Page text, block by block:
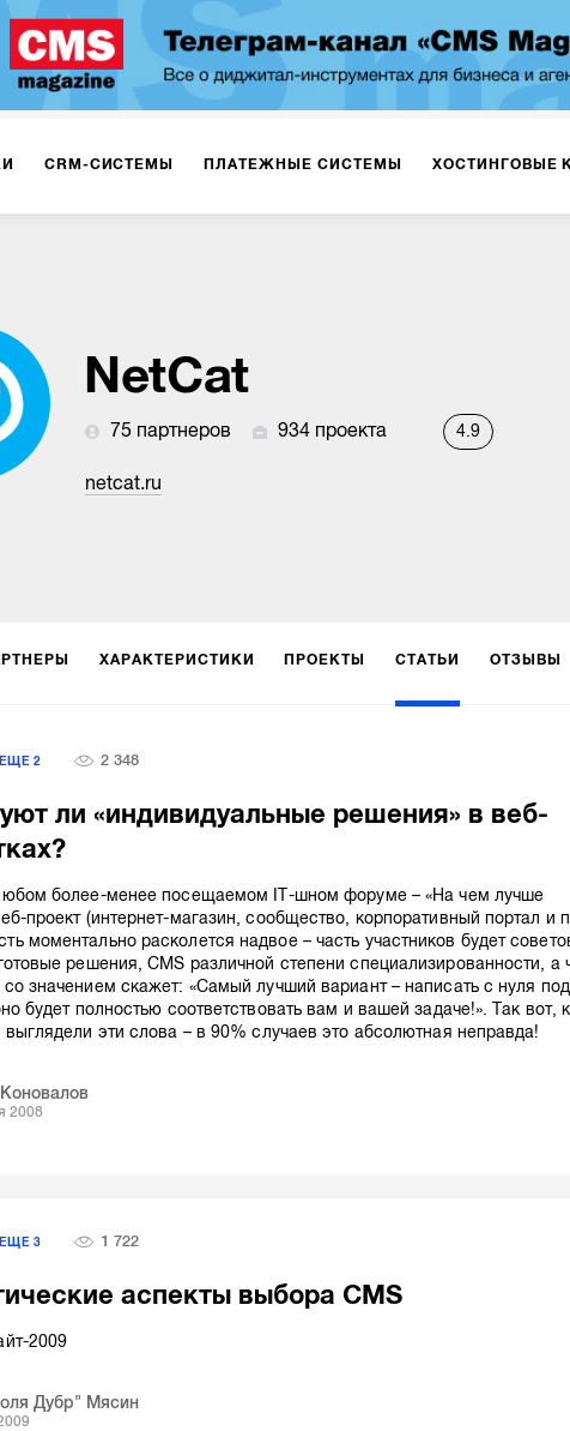
CRM-СИСТЕМЫ ПЛАТЕЖНЫЕ СИСТЕМЫ ХОСТИНГОВЫЕ
NetCat
75 партнеров 934 проекта 4.9
netcat.ru
ХАРАКТЕРИСТИКИ ПРОЕКТЫ СТАТЬИ ОТЗЫВЫ
ЕЩЕ2 2 348
ли «индивидуальные решения» в веб-
более-менее посещаемом IT-шном форуме – «На чем лучше
проект (интернет-магазин, сообщество, корпоративный портал и
моментально расколется надвое – часть участников будет
решения, CMS различной степени специализированности, а
значением скажет: «Самый лучший вариант – написать с нуля под
будет полностью соответствовать вам и вашей задаче!». Так вот,
эти слова – в 90% случаев это абсолютная неправда!
2008
ЕЩЕ3 1 722
аспекты выбора CMS
2009
Дубр" Мясин